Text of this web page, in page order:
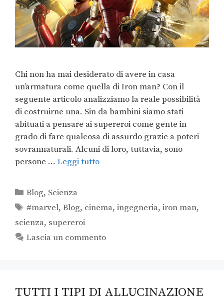
Chi non ha mai desiderato di avere in casa
un’armatura come quella di Iron man? Con il
seguente articolo analizziamo la reale possibilità
di costruirne una. Sin da bambini siamo stati
abituati a pensare ai supereroi come gente in
grado di fare qualcosa di assurdo grazie a poteri
sovrannaturali. Alcuni di loro, tuttavia, sono
persone … Leggi tutto
Blog, Scienza
#marvel,Blog, cinema,ingegneria,iron man,
scienza, supereroi
Lascia un commento
TUTTI I TIPI DI ALLUCINAZIONE